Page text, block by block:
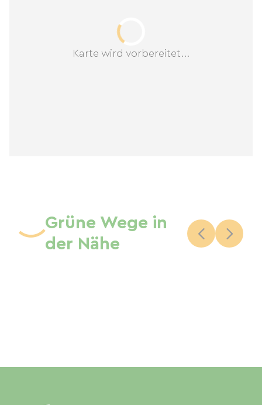
Sie wohnen bei einem Gastgeber in einem völlig
unabhängigen Haus, in dem die beiden Häuser
Geografische Lage: * 2 Gehminuten von
Geschäften, 15 Minuten vom TGV-Bahnhof, in der
Karte wird vorbereitet...
Grüne Wege in
der Nähe